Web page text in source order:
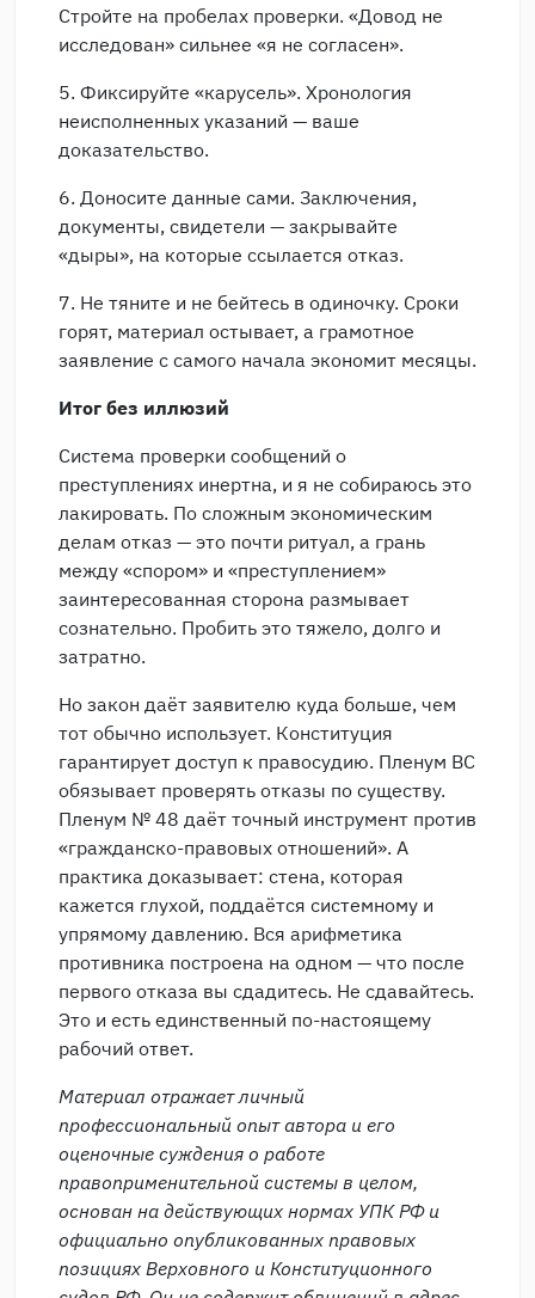
Стройте на пробелах проверки. «Довод не
исследован» сильнее «я не согласен».
5. Фиксируйте «карусель». Хронология
неисполненных указаний — ваше
доказательство.
6. Доносите данные сами. Заключения,
документы, свидетели — закрывайте
«дыры», на которые ссылается отказ.
7. Не тяните и не бейтесь в одиночку. Сроки
горят, материал остывает, а грамотное
заявление с самого начала экономит месяцы.
Итог без иллюзий
Система проверки сообщений о
преступлениях инертна, и я не собираюсь это
лакировать. По сложным экономическим
делам отказ — это почти ритуал, а грань
между «спором» и «преступлением»
заинтересованная сторона размывает
сознательно. Пробить это тяжело, долго и
затратно.
Но закон даёт заявителю куда больше, чем
тот обычно использует. Конституция
гарантирует доступ к правосудию. Пленум ВС
обязывает проверять отказы по существу.
Пленум № 48 даёт точный инструмент против
«гражданско-правовых отношений». А
практика доказывает: стена, которая
кажется глухой, поддаётся системному и
упрямому давлению. Вся арифметика
противника построена на одном — что после
первого отказа вы сдадитесь. Не сдавайтесь.
Это и есть единственный по-настоящему
рабочий ответ.
Материал отражает личный
профессиональный опыт автора и его
оценочные суждения о работе
правоприменительной системы в целом,
основан на действующих нормах УПК РФ и
официально опубликованных правовых
позициях Верховного и Конституционного